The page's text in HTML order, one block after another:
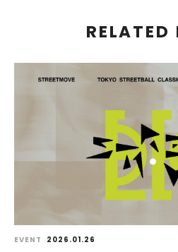
RELATED
EVENT 2026.01.26